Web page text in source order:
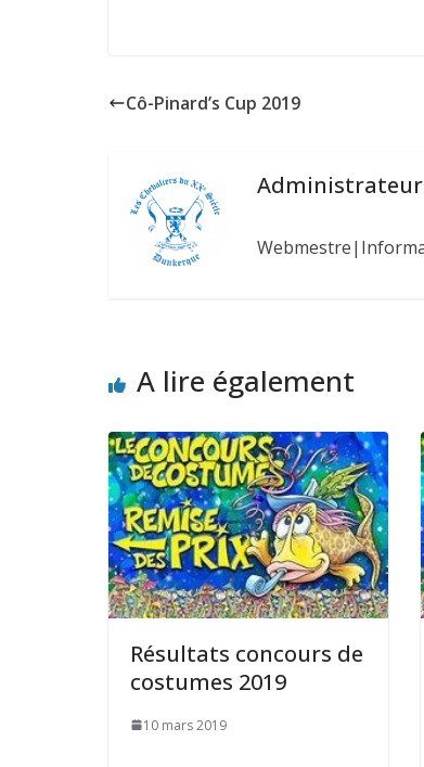
Cô-Pinard’s Cup 2019
Administrateur
A lire également
Résultats concours de
costumes 2019
10 mars 2019